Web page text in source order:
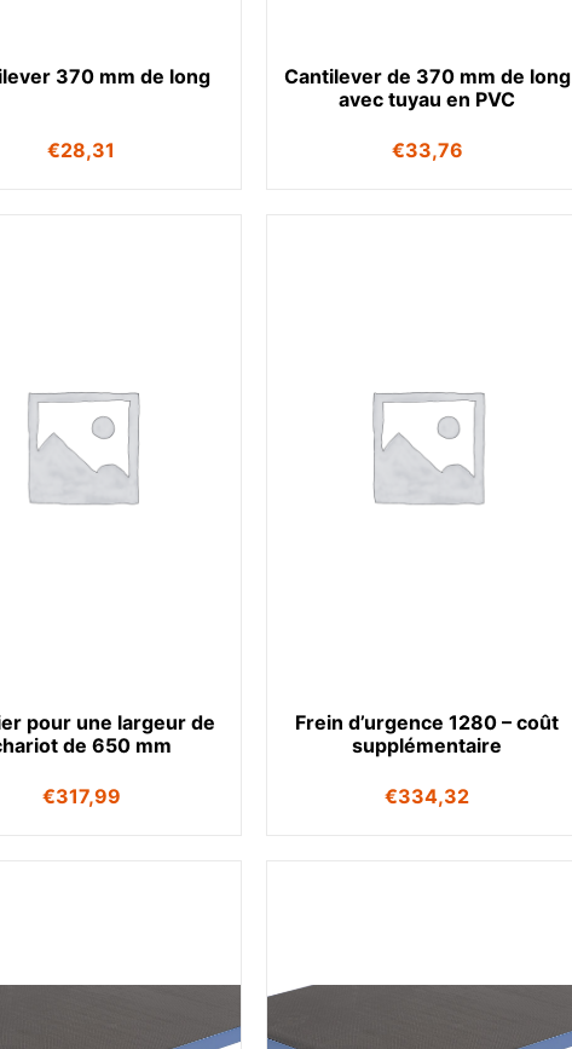
370 mm de long
€28,31
Cantilever de 370 mm de long
avec tuyau en PVC
€33,76
pour une largeur de
de 650 mm
€317,99
Frein d’urgence 1280 – coût
supplémentaire
€334,32